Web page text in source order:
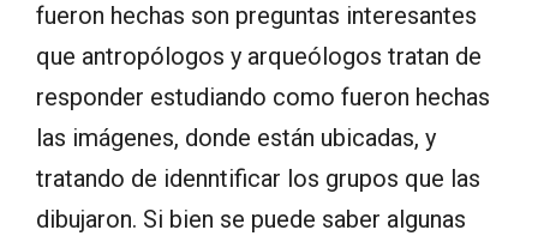
fueron hechas son preguntas interesantes
que antropólogos y arqueólogos tratan de
responder estudiando como fueron hechas
las imágenes, donde están ubicadas, y
tratando de idenntificar los grupos que las
dibujaron. Si bien se puede saber algunas